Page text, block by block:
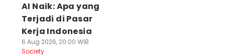
AI Naik: Apa yang
Terjadi di Pasar
Kerja Indonesia
6 Aug 2026, 20:00 WIB
Society